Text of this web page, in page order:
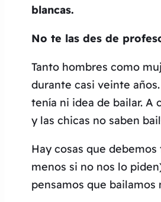
blancas.
No te las des de
Tanto hombres como
durante casi veinte
tenía ni idea de bailar. A
y las chicas no saben
Hay cosas que
menos si no nos lo
pensamos que